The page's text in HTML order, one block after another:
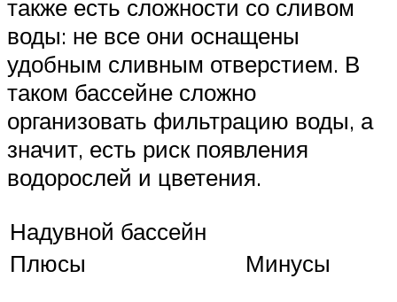
также есть сложности со сливом
воды: не все они оснащены
удобным сливным отверстием. В
таком бассейне сложно
организовать фильтрацию воды, а
значит, есть риск появления
водорослей и цветения.
Надувной бассейн
Плюсы
Минусы